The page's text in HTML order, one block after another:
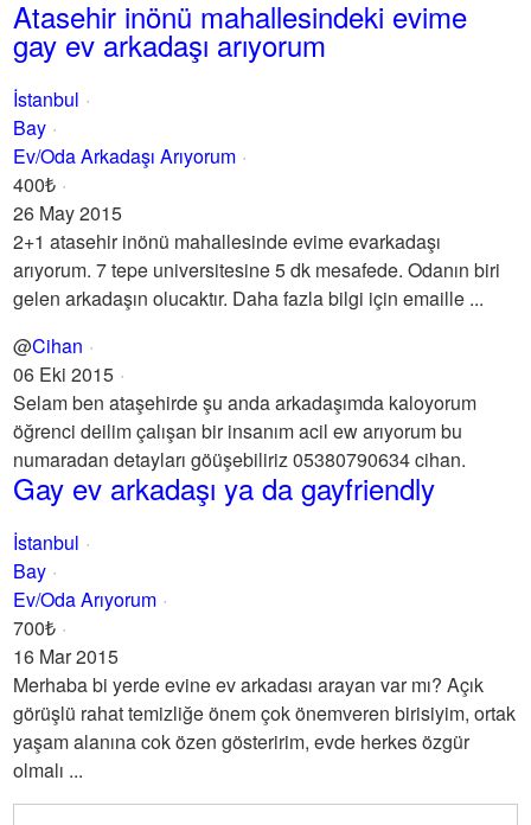
Atasehir inönü mahallesindeki evime
gay ev arkadaşı arıyorum
İstanbul
Bay
Ev/Oda Arkadaşı Arıyorum
400₺
26 May 2015
2+1 atasehir inönü mahallesinde evime evarkadaşı
arıyorum. 7 tepe universitesine 5 dk mesafede. Odanın biri
gelen arkadaşın olucaktır. Daha fazla bilgi için emaille ...
@Cihan
06 Eki 2015
Selam ben ataşehirde şu anda arkadaşımda kaloyorum
öğrenci deilim çalışan bir insanım acil ew arıyorum bu
numaradan detayları göüşebiliriz 05380790634 cihan.
Gay ev arkadaşı ya da gayfriendly
İstanbul
Bay
Ev/Oda Arıyorum
700₺
16 Mar 2015
Merhaba bi yerde evine ev arkadası arayan var mı? Açık
görüşlü rahat temizliğe önem çok önemveren birisiyim, ortak
yaşam alanına cok özen gösteririm, evde herkes özgür
olmalı ...